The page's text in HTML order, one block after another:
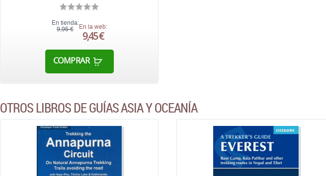
En tienda:
9,95 €
En la web:
9,45 €
COMPRAR
OTROS LIBROS DE GUÍAS ASIA Y OCEANÍA